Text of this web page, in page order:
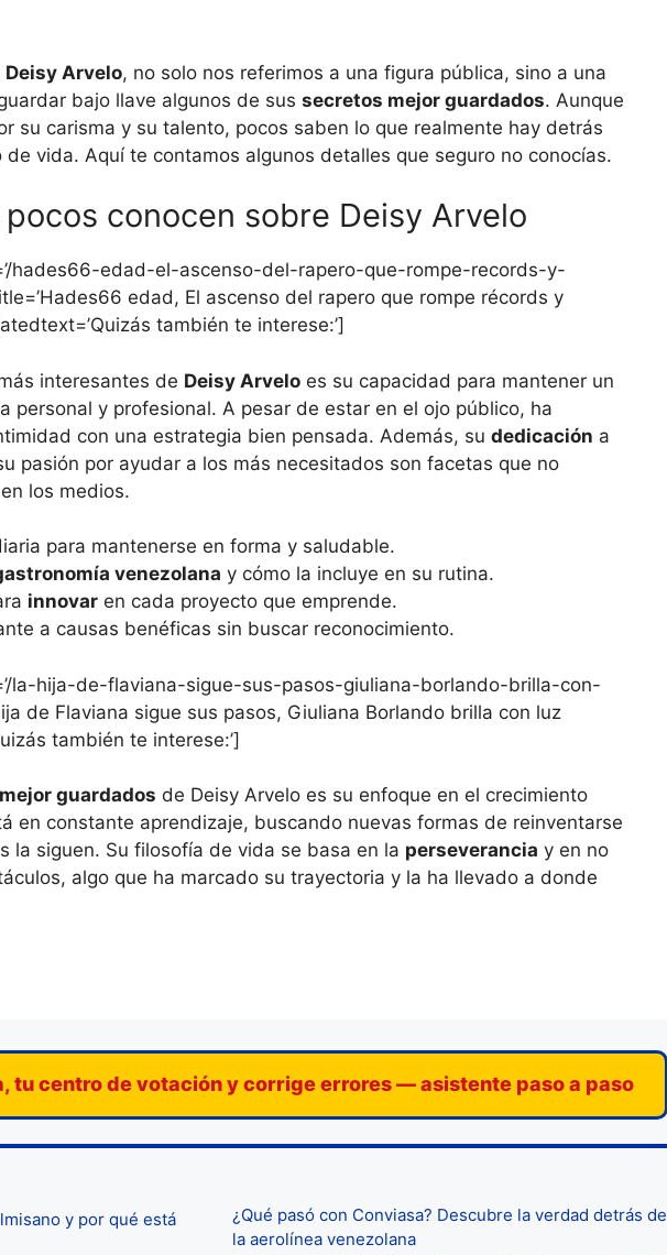
Deisy Arvelo, no solo nos referimos a una figura pública, sino a una
bajo llave algunos de sus secretos mejor guardados. Aunque
su carisma y su talento, pocos saben lo que realmente hay detrás
vida. Aquí te contamos algunos detalles que seguro no conocías.
conocen sobre Deisy Arvelo
hades66-edad-el-ascenso-del-rapero-que-rompe-records-y-
edad, El ascenso del rapero que rompe récords y
también te interese:’]
interesantes de Deisy Arvelo es su capacidad para mantener un
personal y profesional. A pesar de estar en el ojo público, ha
con una estrategia bien pensada. Además, su dedicación a
pasión por ayudar a los más necesitados son facetas que no
los medios.
para mantenerse en forma y saludable.
venezolana y cómo la incluye en su rutina.
innovar en cada proyecto que emprende.
a causas benéficas sin buscar reconocimiento.
la-hija-de-flaviana-sigue-sus-pasos-giuliana-borlando-brilla-con-
de Flaviana sigue sus pasos, Giuliana Borlando brilla con luz
también te interese:’]
guardados de Deisy Arvelo es su enfoque en el crecimiento
en constante aprendizaje, buscando nuevas formas de reinventarse
la siguen. Su filosofía de vida se basa en la perseverancia y en no
algo que ha marcado su trayectoria y la ha llevado a donde
tu centro de votación y corrige errores — asistente paso a paso
y por qué está
¿Qué pasó con Conviasa? Descubre la verdad detrás de
la aerolínea venezolana